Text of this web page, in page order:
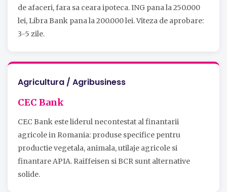
de afaceri, fara sa ceara ipoteca. ING pana la 250.000
lei, Libra Bank pana la 200.000 lei. Viteza de aprobare:
3-5 zile.
Agricultura / Agribusiness
CEC Bank
CEC Bank este liderul necontestat al finantarii
agricole in Romania: produse specifice pentru
productie vegetala, animala, utilaje agricole si
finantare APIA. Raiffeisen si BCR sunt alternative
solide.